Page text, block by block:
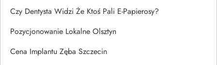
Czy Dentysta Widzi Że Ktoś Pali E-Papierosy?
Pozycjonowanie Lokalne Olsztyn
Cena Implantu Zęba Szczecin